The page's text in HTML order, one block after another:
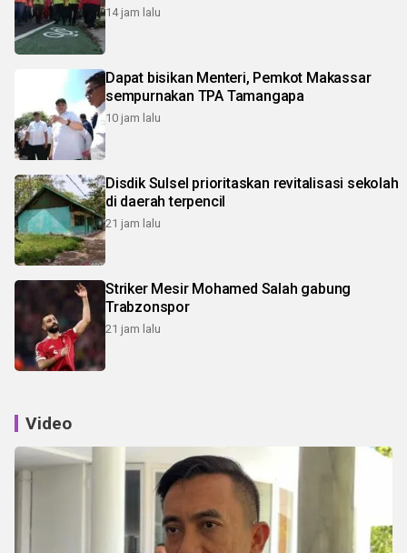
14 jam lalu
Dapat bisikan Menteri, Pemkot Makassar
sempurnakan TPA Tamangapa
10 jam lalu
Disdik Sulsel prioritaskan revitalisasi sekolah
di daerah terpencil
21 jam lalu
Striker Mesir Mohamed Salah gabung
Trabzonspor
21 jam lalu
Video